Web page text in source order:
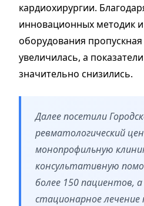
кардиохирургии.
инновационных методик
оборудования
увеличилась, а
значительно снизились.
Далее посетили
ревматологический
монопрофильную
консультативную
более 150 пациентов,
стационарное лечение